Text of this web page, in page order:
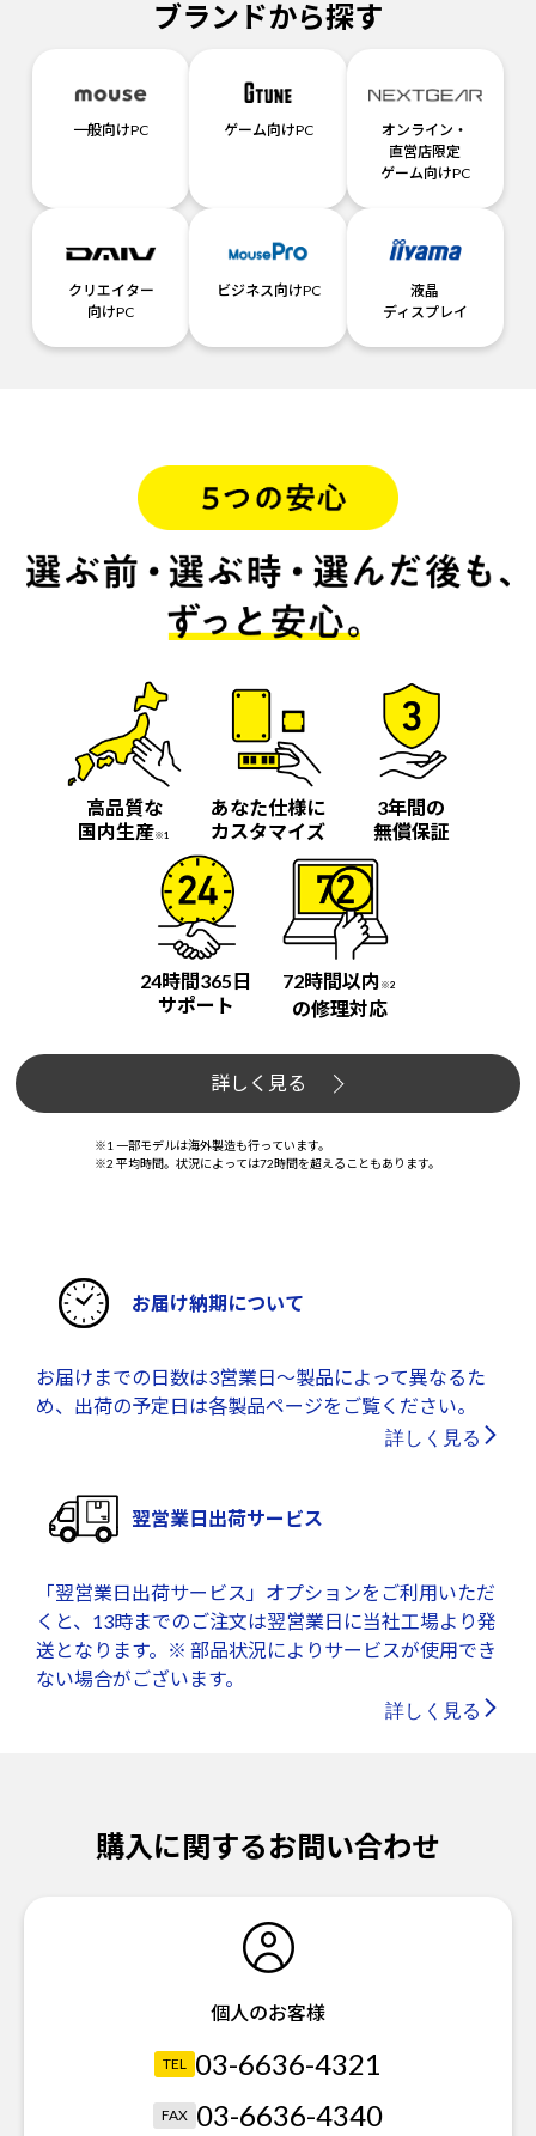
ブランドから探す
一般向けPC ゲーム向けPC
オンライン・
直営店限定
ゲーム向けPC
クリエイター
向けPC
ビジネス向けPC
液晶
ディスプレイ
高品質な
国内生産※1
あなた仕様に
カスタマイズ
3年間の
無償保証
24時間365日
サポート
72時間以内 ※2
の修理対応
詳しく見る
※1 一部モデルは海外製造も行っています。
※2 平均時間。状況によっては72時間を超えることもあります。
お届け納期について
お届けまでの日数は3営業日～製品によって異なるた
め、出荷の予定日は各製品ページをご覧ください。
詳しく見る
翌営業日出荷サービス
「翌営業日出荷サービス」オプションをご利用いただ
くと、13時までのご注文は翌営業日に当社工場より発
送となります。※ 部品状況によりサービスが使用でき
ない場合がございます。
詳しく見る
購入に関するお問い合わせ
個人のお客様
TEL 03-6636-4321
FAX 03-6636-4340